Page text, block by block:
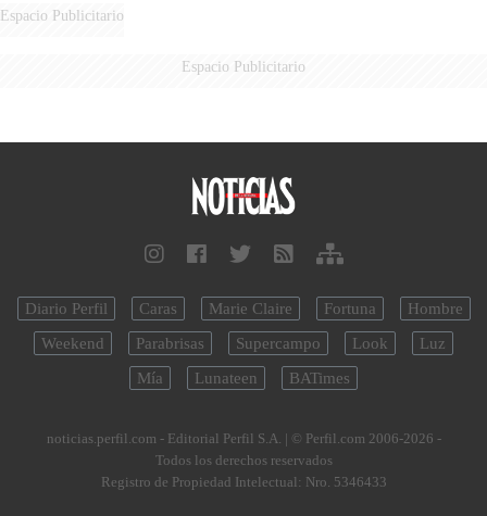
Espacio Publicitario
Espacio Publicitario
Diario Perfil Caras Marie Claire Fortuna
Hombre
Weekend
Parabrisas Supercampo Look
Luz
Mía
Lunateen BATimes
noticias.perfil.com - Editorial Perfil S.A. | © Perfil.com 2006-2026 -
Todos los derechos reservados
Registro de Propiedad Intelectual: Nro. 5346433